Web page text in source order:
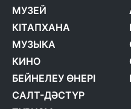
МУЗЕЙ
КІТАПХАНА
МУЗЫКА
КИНО
БЕЙНЕЛЕУ ӨНЕРІ
САЛТ-ДӘСТҮР